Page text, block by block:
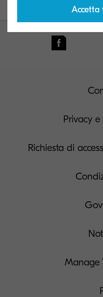
Privacy
Richiesta di
Manage
Accetta